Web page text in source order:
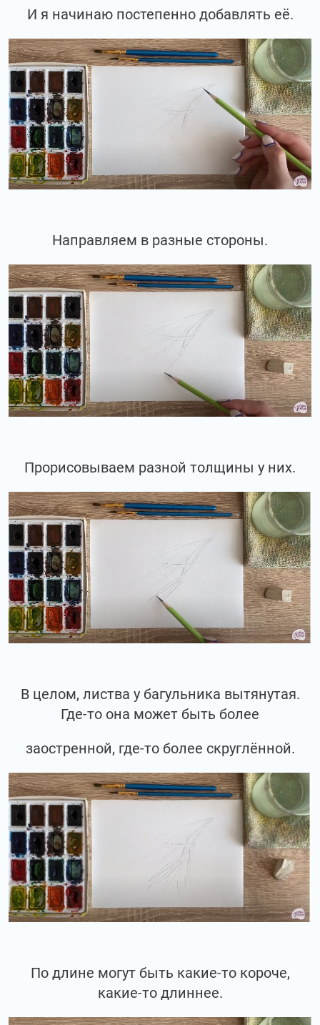
И я начинаю постепенно добавлять её.
Направляем в разные стороны.
Прорисовываем разной толщины у них.
В целом, листва у багульника вытянутая.
Где-то она может быть более
заостренной, где-то более скруглённой.
По длине могут быть какие-то короче,
какие-то длиннее.